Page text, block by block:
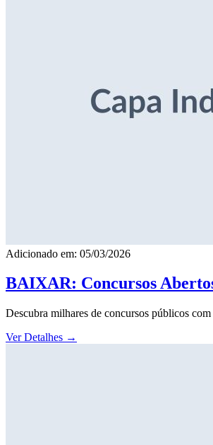
Adicionado em: 05/03/2026
BAIXAR: Concursos
Descubra milhares de concursos públicos
Ver Detalhes →